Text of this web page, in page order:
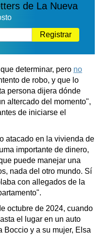
de La Nueva
Registrar
determinar, pero no
de robo, y que lo
persona dijera dónde
altercado del momento",
de iniciarse el
atacado en la vivienda de
importante de dinero,
puede manejar una
nada del otro mundo. Sí
con allegados de la
octubre de 2024, cuando
el lugar en un auto
Boccio y a su mujer, Elsa